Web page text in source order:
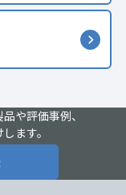
や評価事例、
ます。